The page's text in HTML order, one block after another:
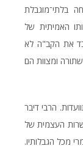
בלתי־מוגבלת
האמיתית של
את הקב"ה לא
ומצוות הם
הרבי דיבר
העצמית של
מכל הגבלותיו.